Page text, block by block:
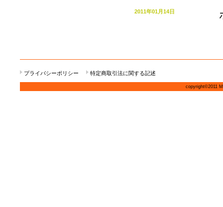
2011年01月14日
copyright©2011
プライバシーポリシー 特定商取引法に関する記述